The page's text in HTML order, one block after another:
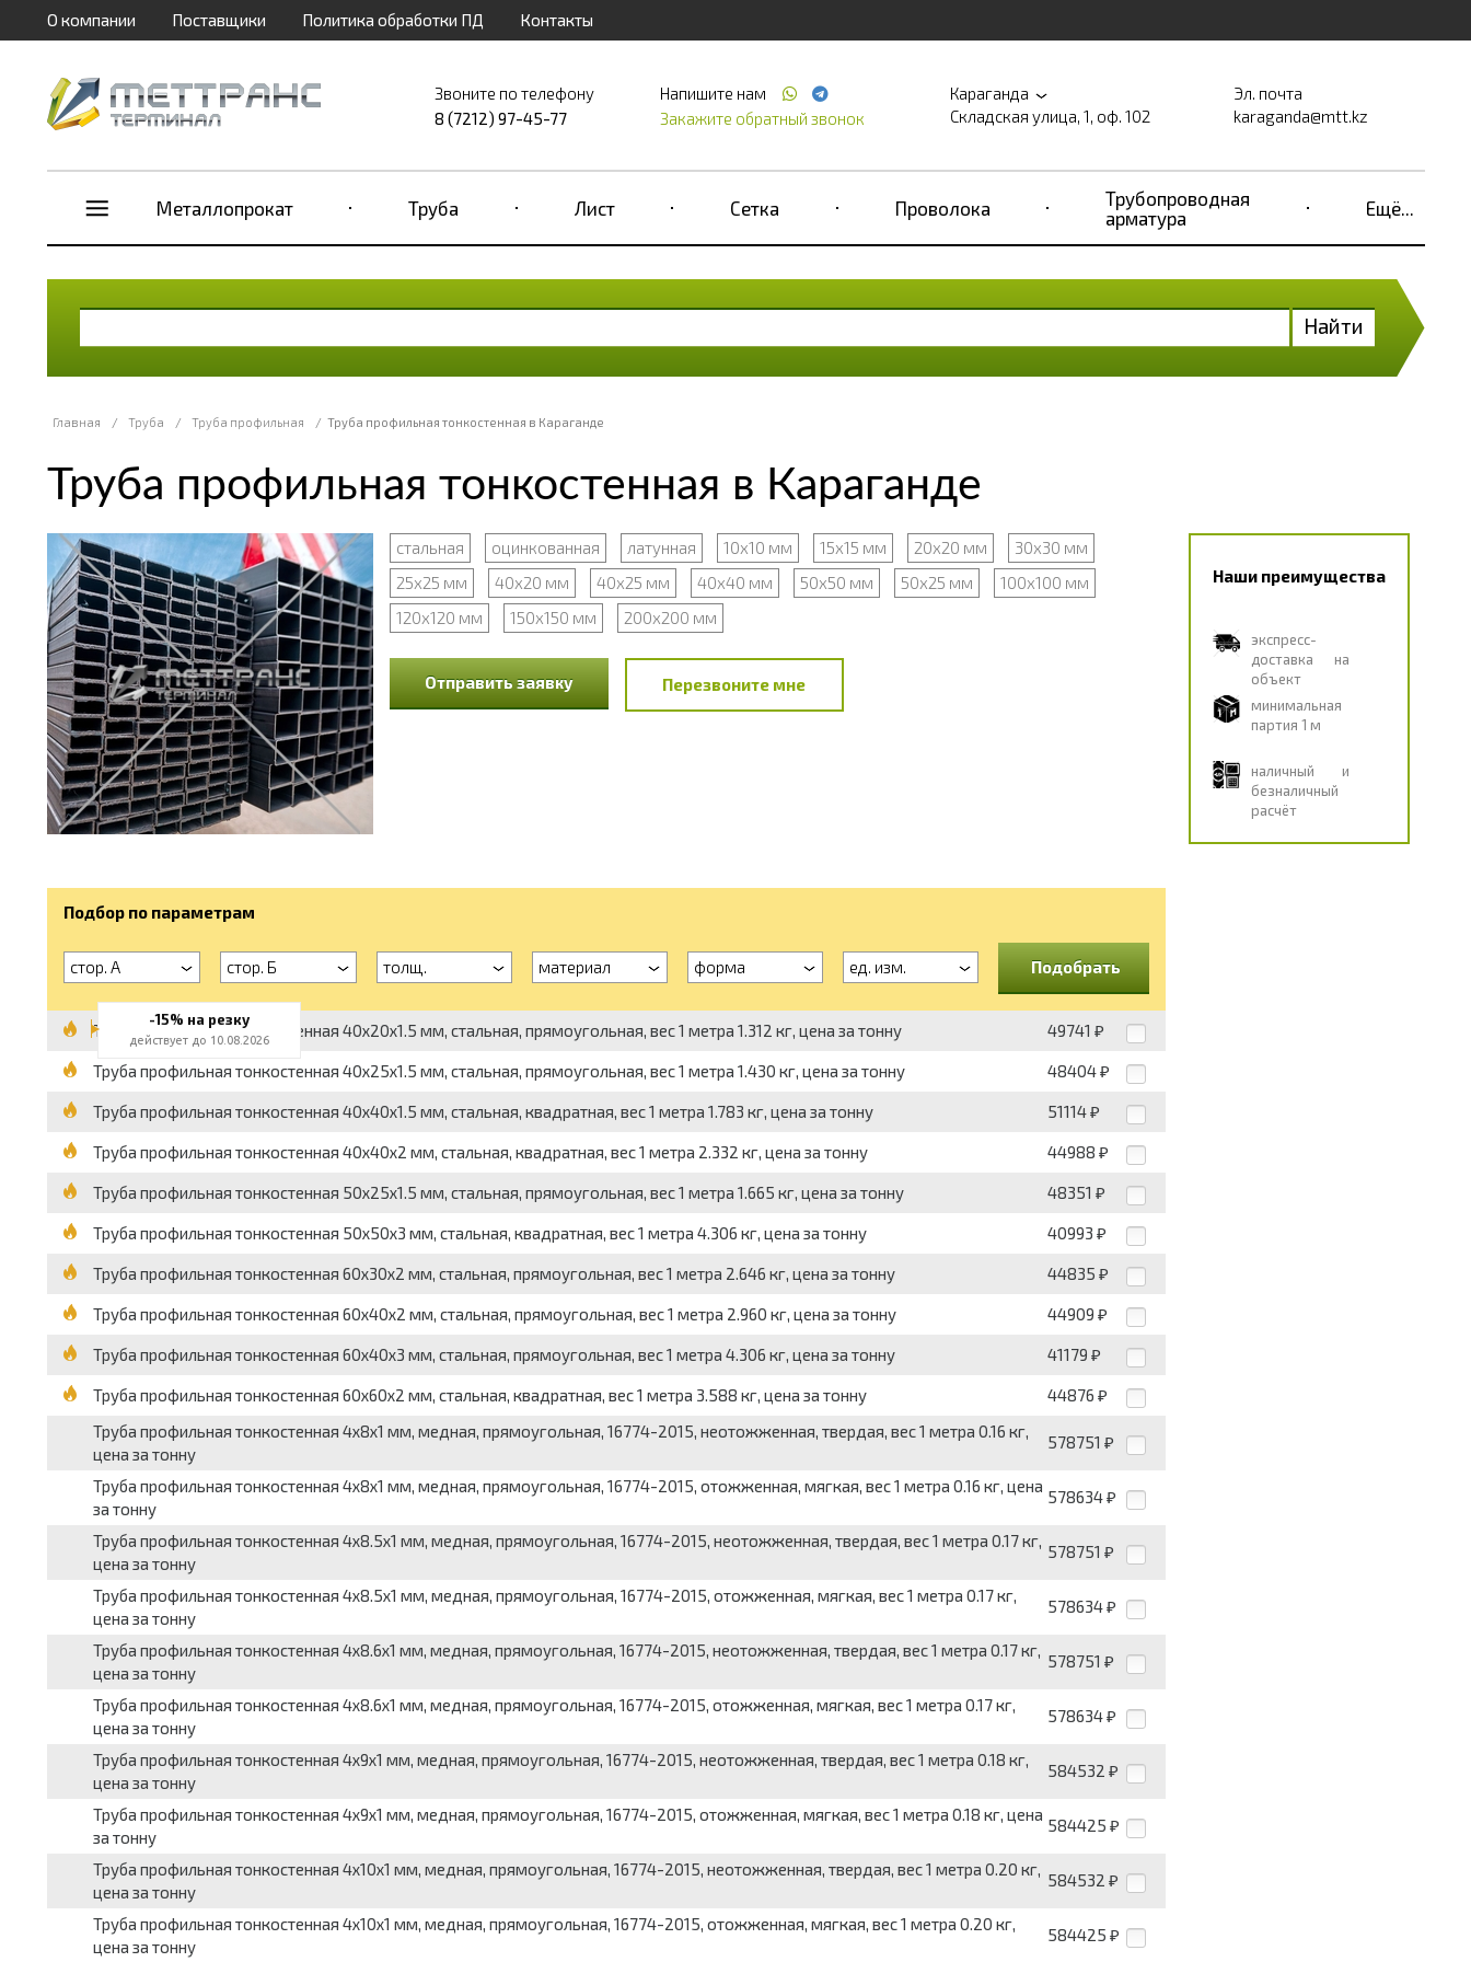
О компании Поставщики Политика обработки ПД Контакты
Звоните по телефону
8 (7212) 97-45-77
Напишите нам
Закажите обратный звонок
Караганда
Складская улица, 1, оф. 102
Эл. почта
karaganda@mtt.kz
Металлопрокат Труба Лист Сетка Проволока
Трубопроводная
арматура
Ещё...
Найти
Главная / Труба / Труба профильная / Труба профильная тонкостенная в Караганде
Труба профильная тонкостенная в Караганде
стальная оцинкованная латунная 10х10 мм 15х15 мм 20х20 мм
30х30 мм
25х25 мм
40х20 мм 40х25 мм 40х40 мм 50х50 мм 50х25 мм
100х100 мм
120х120 мм
150х150 мм 200х200 мм
Отправить заявку Перезвоните мне
Наши преимущества
экспресс-
доставка на
объект
минимальная
партия 1 м
наличный и
безналичный
расчёт
Подбор по параметрам
стор. А стор. Б толщ. материал форма ед. изм. Подобрать
Труба профильная тонкостенная 40x20x1.5 мм, стальная, прямоугольная, вес 1 метра 1.312 кг, цена за тонну 49741 ₽
Труба профильная тонкостенная 40x25x1.5 мм, стальная, прямоугольная, вес 1 метра 1.430 кг, цена за тонну 48404 ₽
Труба профильная тонкостенная 40x40x1.5 мм, стальная, квадратная, вес 1 метра 1.783 кг, цена за тонну 51114 ₽
Труба профильная тонкостенная 40x40x2 мм, стальная, квадратная, вес 1 метра 2.332 кг, цена за тонну 44988 ₽
Труба профильная тонкостенная 50x25x1.5 мм, стальная, прямоугольная, вес 1 метра 1.665 кг, цена за тонну 48351 ₽
Труба профильная тонкостенная 50x50x3 мм, стальная, квадратная, вес 1 метра 4.306 кг, цена за тонну 40993 ₽
Труба профильная тонкостенная 60x30x2 мм, стальная, прямоугольная, вес 1 метра 2.646 кг, цена за тонну 44835 ₽
Труба профильная тонкостенная 60x40x2 мм, стальная, прямоугольная, вес 1 метра 2.960 кг, цена за тонну 44909 ₽
Труба профильная тонкостенная 60x40x3 мм, стальная, прямоугольная, вес 1 метра 4.306 кг, цена за тонну 41179 ₽
Труба профильная тонкостенная 60x60x2 мм, стальная, квадратная, вес 1 метра 3.588 кг, цена за тонну 44876 ₽
Труба профильная тонкостенная 4x8x1 мм, медная, прямоугольная, 16774-2015, неотожженная, твердая, вес 1 метра 0.16 кг,
цена за тонну
578751 ₽
Труба профильная тонкостенная 4x8x1 мм, медная, прямоугольная, 16774-2015, отожженная, мягкая, вес 1 метра 0.16 кг, цена
за тонну
578634 ₽
Труба профильная тонкостенная 4x8.5x1 мм, медная, прямоугольная, 16774-2015, неотожженная, твердая, вес 1 метра 0.17 кг,
цена за тонну
578751 ₽
Труба профильная тонкостенная 4x8.5x1 мм, медная, прямоугольная, 16774-2015, отожженная, мягкая, вес 1 метра 0.17 кг,
цена за тонну
578634 ₽
Труба профильная тонкостенная 4x8.6x1 мм, медная, прямоугольная, 16774-2015, неотожженная, твердая, вес 1 метра 0.17 кг,
цена за тонну
578751 ₽
Труба профильная тонкостенная 4x8.6x1 мм, медная, прямоугольная, 16774-2015, отожженная, мягкая, вес 1 метра 0.17 кг,
цена за тонну
578634 ₽
Труба профильная тонкостенная 4x9x1 мм, медная, прямоугольная, 16774-2015, неотожженная, твердая, вес 1 метра 0.18 кг,
цена за тонну
584532 ₽
Труба профильная тонкостенная 4x9x1 мм, медная, прямоугольная, 16774-2015, отожженная, мягкая, вес 1 метра 0.18 кг, цена
за тонну
584425 ₽
Труба профильная тонкостенная 4x10x1 мм, медная, прямоугольная, 16774-2015, неотожженная, твердая, вес 1 метра 0.20 кг,
цена за тонну
584532 ₽
Труба профильная тонкостенная 4x10x1 мм, медная, прямоугольная, 16774-2015, отожженная, мягкая, вес 1 метра 0.20 кг,
цена за тонну
584425 ₽
-15% на резку
действует до 10.08.2026